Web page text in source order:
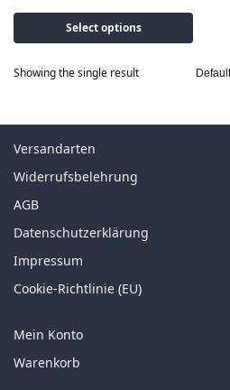
Select options
Showing the single result
Versandarten
Widerrufsbelehrung
AGB
Datenschutzerklärung
Impressum
Cookie-Richtlinie (EU)
Mein Konto
Warenkorb